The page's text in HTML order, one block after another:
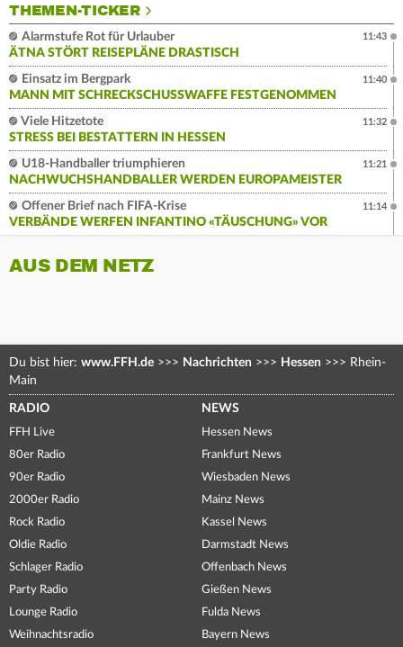
THEMEN-TICKER
Alarmstufe Rot für Urlauber
ÄTNA STÖRT REISEPLÄNE DRASTISCH
11:43
Einsatz im Bergpark
MANN MIT SCHRECKSCHUSSWAFFE FESTGENOMMEN
11:40
Viele Hitzetote
STRESS BEI BESTATTERN IN HESSEN
11:32
U18-Handballer triumphieren
NACHWUCHSHANDBALLER WERDEN EUROPAMEISTER
11:21
Offener Brief nach FIFA-Krise
VERBÄNDE WERFEN INFANTINO «TÄUSCHUNG» VOR
11:14
AUS DEM NETZ
Du bist hier: www.FFH.de >>> Nachrichten >>> Hessen >>> Rhein-
Main
RADIO
FFH Live
80er Radio
90er Radio
2000er Radio
Rock Radio
Oldie Radio
Schlager Radio
Party Radio
Lounge Radio
Weihnachtsradio
NEWS
Hessen News
Frankfurt News
Wiesbaden News
Mainz News
Kassel News
Darmstadt News
Offenbach News
Gießen News
Fulda News
Bayern News